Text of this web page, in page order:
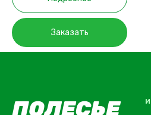
Заказать